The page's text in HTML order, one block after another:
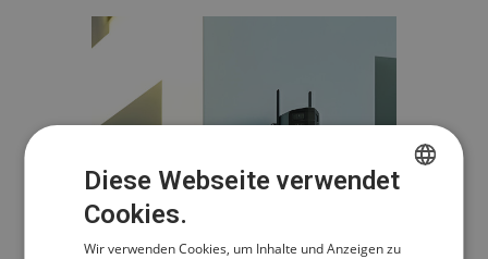
POLISH
Diese Webseite verwendet
Cookies.
Wir verwenden Cookies, um Inhalte und Anzeigen zu